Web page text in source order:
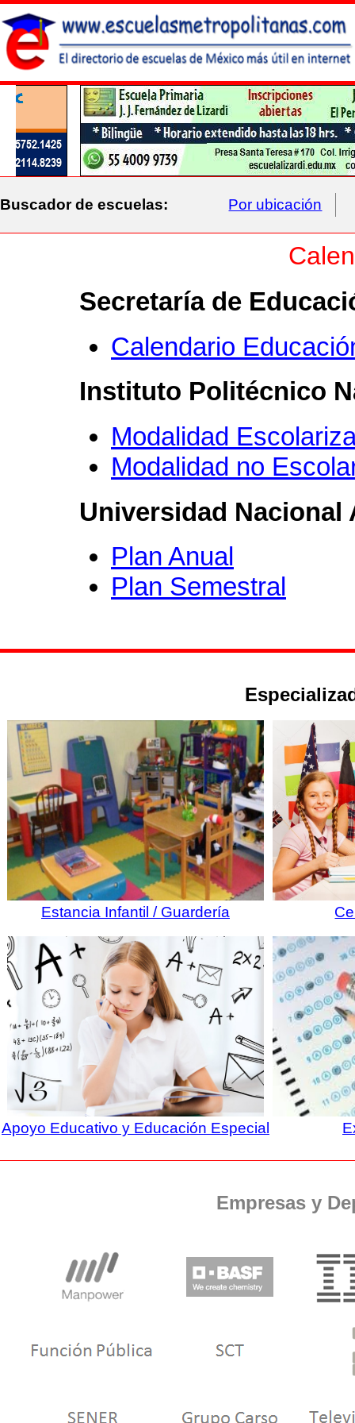
Buscador de escuelas: Por ubicación
Secretaría de
Calendario
Instituto Politécnico
Modalidad
Modalidad no
Universidad Nacional
Plan Anual
Plan Semestral
Estancia Infantil / Guardería
Apoyo Educativo y Educación Especial
Empresas y